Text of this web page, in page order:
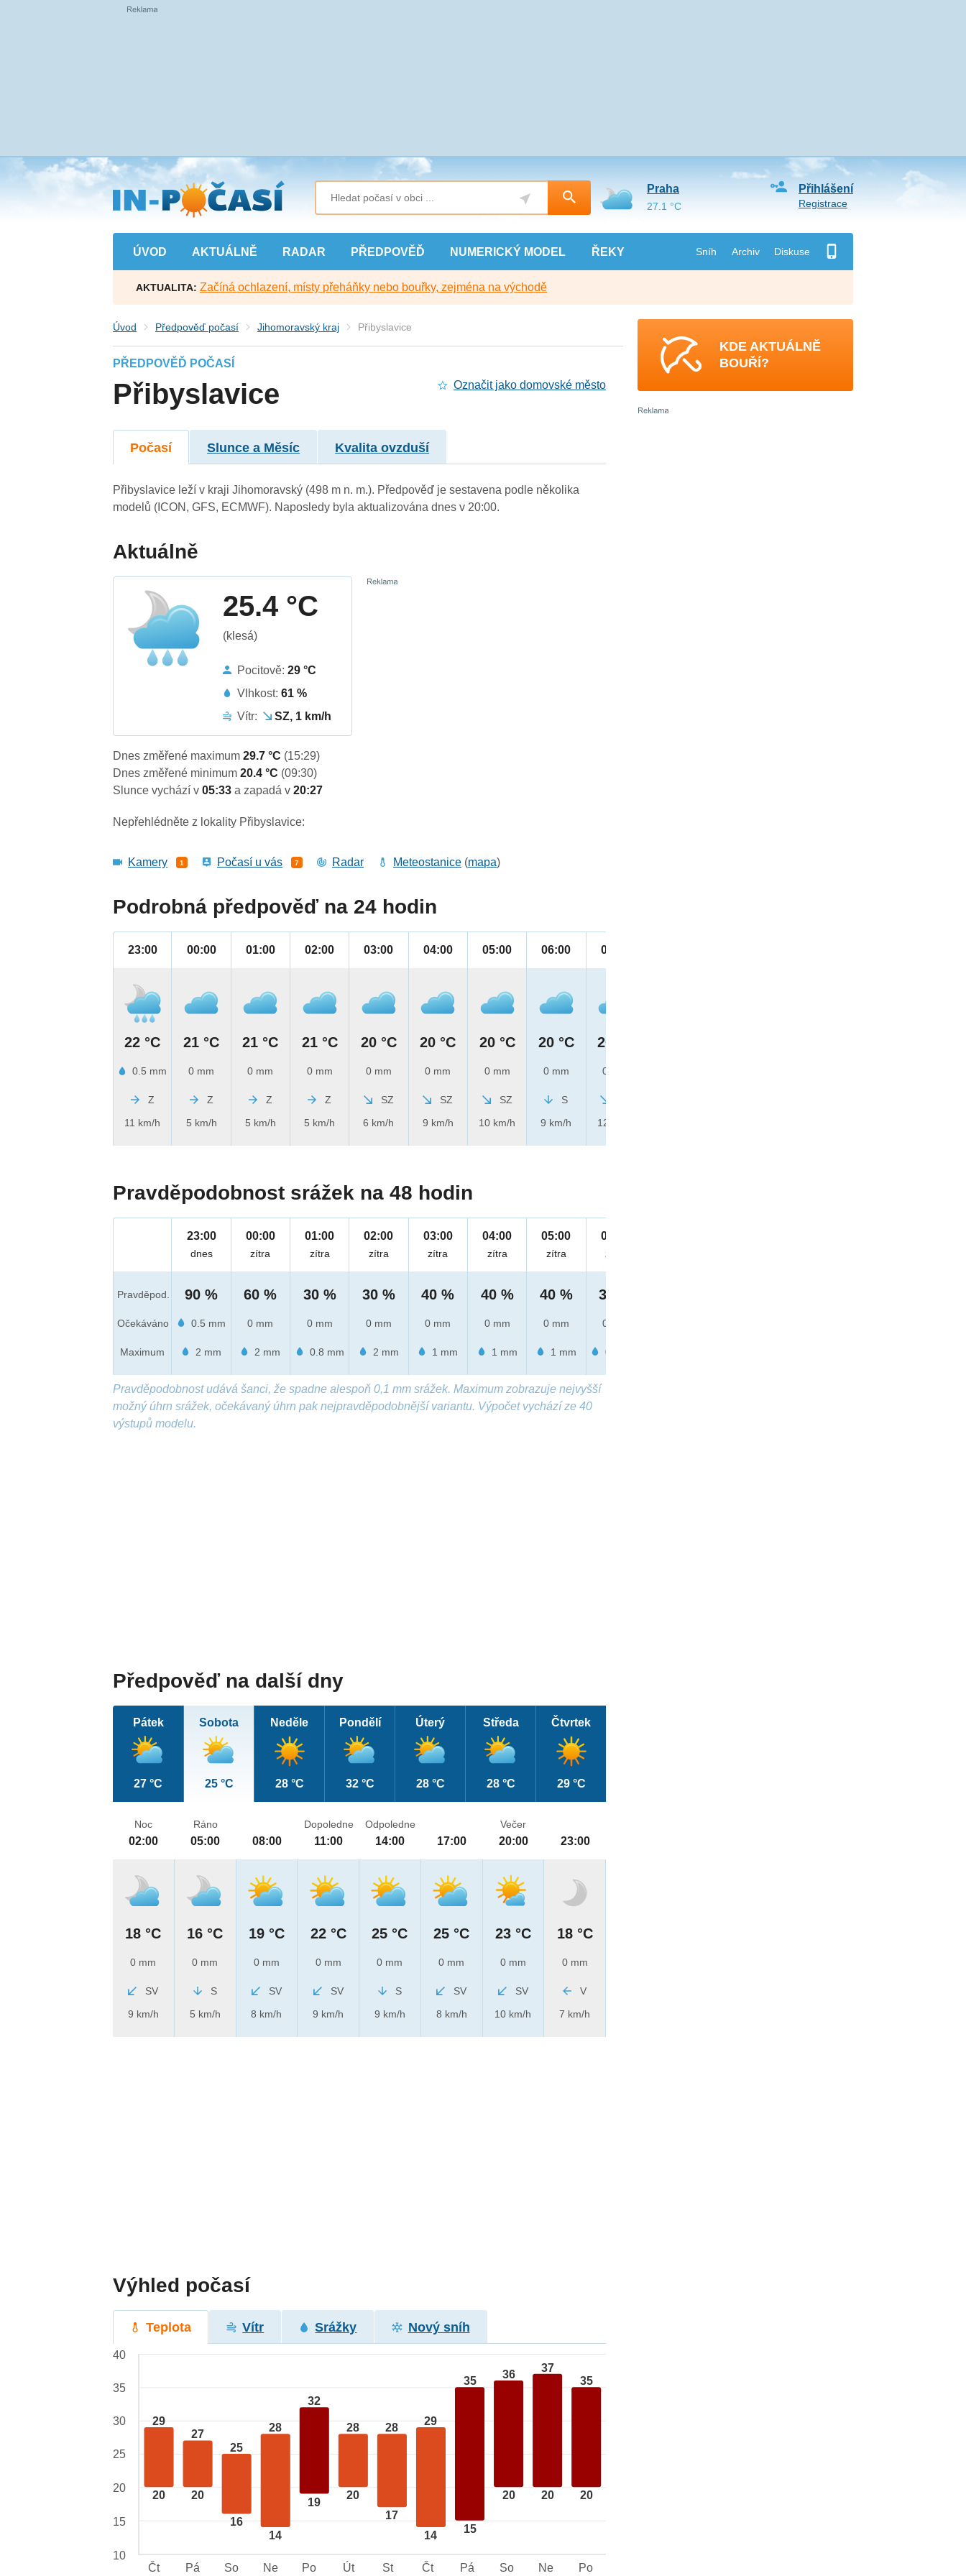
Přejít
na
hlavní
obsah
ÚVOD AKTUÁLNĚ RADAR PŘEDPOVĚĎ NUMERICKÝ MODEL ŘEKY Sníh Archiv Diskuse
Přihlášení
Registrace
Praha
27.1 °C
AKTUALITA: Začíná ochlazení, místy přeháňky nebo bouřky, zejména na východě
Úvod Předpověď počasí Jihomoravský kraj Přibyslavice
PŘEDPOVĚĎ POČASÍ
Přibyslavice Označit jako domovské město
Počasí Slunce a Měsíc Kvalita ovzduší
Přibyslavice leží v kraji Jihomoravský (498 m n. m.). Předpověď je sestavena podle několika
modelů (ICON, GFS, ECMWF). Naposledy byla aktualizována dnes v 20:00.
Aktuálně
25.4 °C
(klesá)
Pocitově:29 °C
Vlhkost:61 %
Vítr:
SZ, 1 km/h
Dnes změřené maximum29.7 °C (15:29)
Dnes změřené minimum20.4 °C (09:30)
Slunce vychází v05:33a zapadá v20:27
Nepřehlédněte z lokality Přibyslavice:
Kamery 1 Počasí u vás 7 Radar Meteostanice (mapa)
Podrobná předpověď na 24 hodin
23:00
22 °C
0.5 mm
Z
11 km/h
00:00
21 °C
0 mm
Z
5 km/h
01:00
21 °C
0 mm
Z
5 km/h
02:00
21 °C
0 mm
Z
5 km/h
03:00
20 °C
0 mm
SZ
6 km/h
04:00
20 °C
0 mm
SZ
9 km/h
05:00
20 °C
0 mm
SZ
10 km/h
06:00
20 °C
0 mm
S
9 km/h
07:00
20 °C
0 mm
12 km/h
Pravděpodobnost srážek na 48 hodin
Pravděpod.
Očekáváno
Maximum
23:00
dnes
90 %
0.5 mm
2 mm
00:00
zítra
60 %
0 mm
2 mm
01:00
zítra
30 %
0 mm
0.8 mm
02:00
zítra
30 %
0 mm
2 mm
03:00
zítra
40 %
0 mm
1 mm
04:00
zítra
40 %
0 mm
1 mm
05:00
zítra
40 %
0 mm
1 mm
06:00
zítra
30 %
0 mm
0.5 mm
Pravděpodobnost udává šanci, že spadne alespoň 0,1 mm srážek. Maximum zobrazuje nejvyšší
možný úhrn srážek, očekávaný úhrn pak nejpravděpodobnější variantu. Výpočet vychází ze 40
výstupů modelu.
Předpověď na další dny
Pátek
27 °C
Sobota
25 °C
Neděle
28 °C
Pondělí
32 °C
Úterý
28 °C
Středa
28 °C
Čtvrtek
29 °C
Noc
02:00
18 °C
0 mm
SV
9 km/h
Ráno
05:00
16 °C
0 mm
S
5 km/h
08:00
19 °C
0 mm
SV
8 km/h
Dopoledne
11:00
22 °C
0 mm
SV
9 km/h
Odpoledne
14:00
25 °C
0 mm
S
9 km/h
17:00
25 °C
0 mm
SV
8 km/h
Večer
20:00
23 °C
0 mm
SV
10 km/h
23:00
18 °C
0 mm
V
7 km/h
Výhled počasí
Teplota Vítr Srážky Nový sníh
29
20
27
20
25
16
28
14
32
19
28
20
28
17
29
14
35
15
36
20
37
20
35
20
40
35
30
25
20
15
10
Čt
Pá So Ne Po Út St Čt Pá So Ne Po
KDE AKTUÁLNĚ
BOUŘÍ?